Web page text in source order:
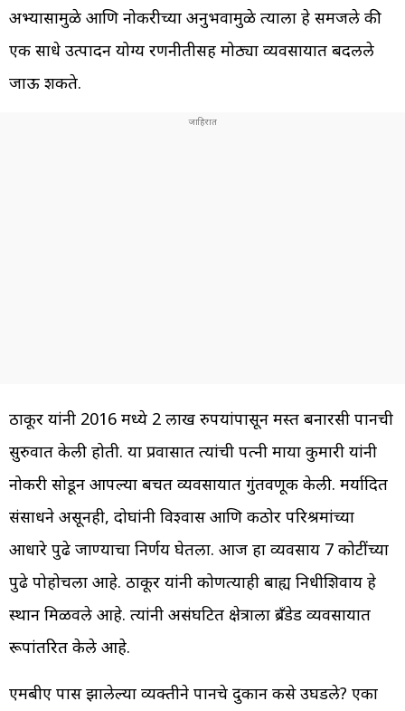
अभ्यासामुळे आणि नोकरीच्या अनुभवामुळे त्याला हे समजले की
एक साधे उत्पादन योग्य रणनीतीसह मोठ्या व्यवसायात बदलले
जाऊ शकते.
ठाकूर यांनी 2016 मध्ये 2 लाख रुपयांपासून मस्त बनारसी पानची
सुरुवात केली होती. या प्रवासात त्यांची पत्नी माया कुमारी यांनी
नोकरी सोडून आपल्या बचत व्यवसायात गुंतवणूक केली. मर्यादित
संसाधने असूनही, दोघांनी विश्वास आणि कठोर परिश्रमांच्या
आधारे पुढे जाण्याचा निर्णय घेतला. आज हा व्यवसाय 7 कोटींच्या
पुढे पोहोचला आहे. ठाकूर यांनी कोणत्याही बाह्य निधीशिवाय हे
स्थान मिळवले आहे. त्यांनी असंघटित क्षेत्राला ब्रँडेड व्यवसायात
रूपांतरित केले आहे.
एमबीए पास झालेल्या व्यक्तीने पानचे दुकान कसे उघडले? एका